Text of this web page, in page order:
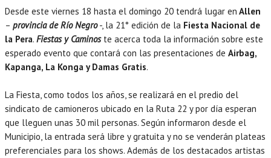
Desde este viernes 18 hasta el domingo 20 tendrá lugar en Allen
– provincia de Río Negro-, la 21° edición de la Fiesta Nacional de
la Pera. Fiestas y Caminoste acerca toda la información sobre este
esperado evento que contará con las presentaciones de Airbag,
Kapanga, La Konga y Damas Gratis.
La Fiesta, como todos los años, se realizará en el predio del
sindicato de camioneros ubicado en la Ruta 22 y por día esperan
que lleguen unas 30 mil personas. Según informaron desde el
Municipio, la entrada será libre y gratuita y no se venderán plateas
preferenciales para los shows. Además de los destacados artistas